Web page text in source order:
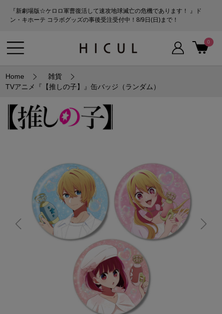
『新劇場版☆ケロロ軍曹復活して速攻地球滅亡の危機であります！ 』ド
ン・キホーテ コラボグッズの事後受注受付中！8/9日(日)まで！
0
Home
雑貨
TVアニメ『【推しの子】』缶バッジ（ランダム）